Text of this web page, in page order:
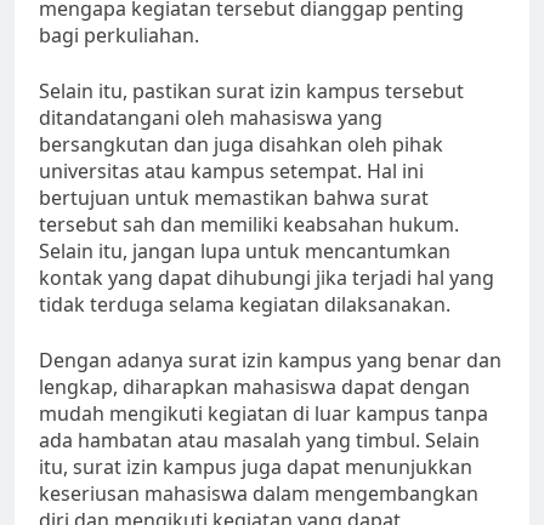
mengapa kegiatan tersebut dianggap penting
bagi perkuliahan.
Selain itu, pastikan surat izin kampus tersebut
ditandatangani oleh mahasiswa yang
bersangkutan dan juga disahkan oleh pihak
universitas atau kampus setempat. Hal ini
bertujuan untuk memastikan bahwa surat
tersebut sah dan memiliki keabsahan hukum.
Selain itu, jangan lupa untuk mencantumkan
kontak yang dapat dihubungi jika terjadi hal yang
tidak terduga selama kegiatan dilaksanakan.
Dengan adanya surat izin kampus yang benar dan
lengkap, diharapkan mahasiswa dapat dengan
mudah mengikuti kegiatan di luar kampus tanpa
ada hambatan atau masalah yang timbul. Selain
itu, surat izin kampus juga dapat menunjukkan
keseriusan mahasiswa dalam mengembangkan
diri dan mengikuti kegiatan yang dapat